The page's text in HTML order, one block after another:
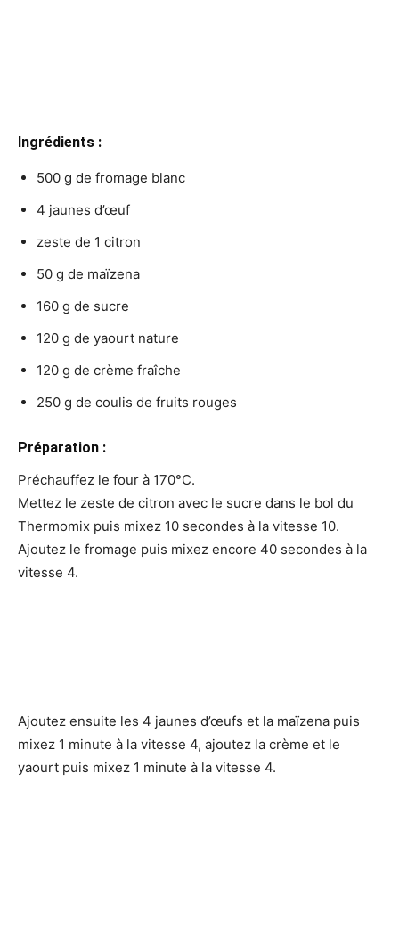
Ingrédients :
500 g de fromage blanc
4 jaunes d’œuf
zeste de 1 citron
50 g de maïzena
160 g de sucre
120 g de yaourt nature
120 g de crème fraîche
250 g de coulis de fruits rouges
Préparation :
Préchauffez le four à 170°C.
Mettez le zeste de citron avec le sucre dans le bol du
Thermomix puis mixez 10 secondes à la vitesse 10.
Ajoutez le fromage puis mixez encore 40 secondes à la
vitesse 4.
Ajoutez ensuite les 4 jaunes d’œufs et la maïzena puis
mixez 1 minute à la vitesse 4, ajoutez la crème et le
yaourt puis mixez 1 minute à la vitesse 4.